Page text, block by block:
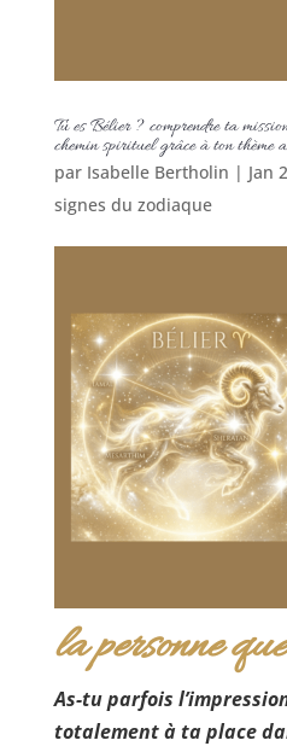
Tu es Bélier ? comprendre ta
chemin spirituel grâce à ton thème
par Isabelle Bertholin | Jan
signes du zodiaque
la personne
As-tu parfois
totalement à ta place